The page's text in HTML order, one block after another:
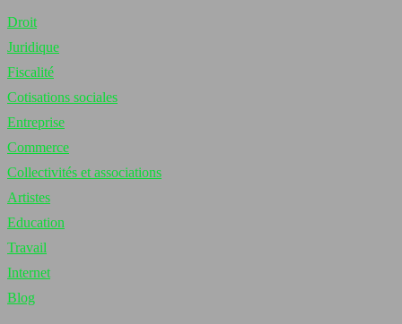
Droit
Juridique
Fiscalité
Cotisations sociales
Entreprise
Commerce
Collectivités et associations
Artistes
Education
Travail
Internet
Blog